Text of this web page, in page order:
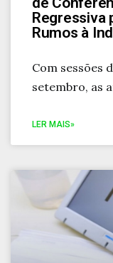
Regressiva
Rumos à
Com sessões
setembro, as
LER MAIS»